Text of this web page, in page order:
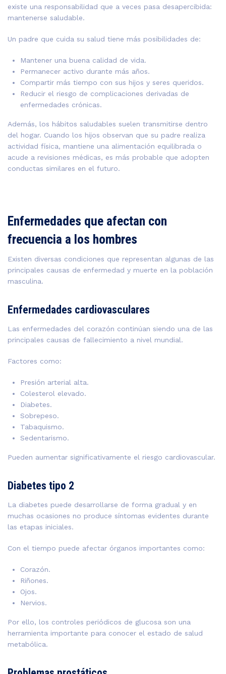
existe una responsabilidad que a veces pasa desapercibida:
mantenerse saludable.
Un padre que cuida su salud tiene más posibilidades de:
Mantener una buena calidad de vida.
Permanecer activo durante más años.
Compartir más tiempo con sus hijos y seres queridos.
Reducir el riesgo de complicaciones derivadas de
enfermedades crónicas.
Además, los hábitos saludables suelen transmitirse dentro
del hogar. Cuando los hijos observan que su padre realiza
actividad física, mantiene una alimentación equilibrada o
acude a revisiones médicas, es más probable que adopten
conductas similares en el futuro.
Enfermedades que afectan con
frecuencia a los hombres
Existen diversas condiciones que representan algunas de las
principales causas de enfermedad y muerte en la población
masculina.
Enfermedades cardiovasculares
Las enfermedades del corazón continúan siendo una de las
principales causas de fallecimiento a nivel mundial.
Factores como:
Presión arterial alta.
Colesterol elevado.
Diabetes.
Sobrepeso.
Tabaquismo.
Sedentarismo.
Pueden aumentar significativamente el riesgo cardiovascular.
Diabetes tipo 2
La diabetes puede desarrollarse de forma gradual y en
muchas ocasiones no produce síntomas evidentes durante
las etapas iniciales.
Con el tiempo puede afectar órganos importantes como:
Corazón.
Riñones.
Ojos.
Nervios.
Por ello, los controles periódicos de glucosa son una
herramienta importante para conocer el estado de salud
metabólica.